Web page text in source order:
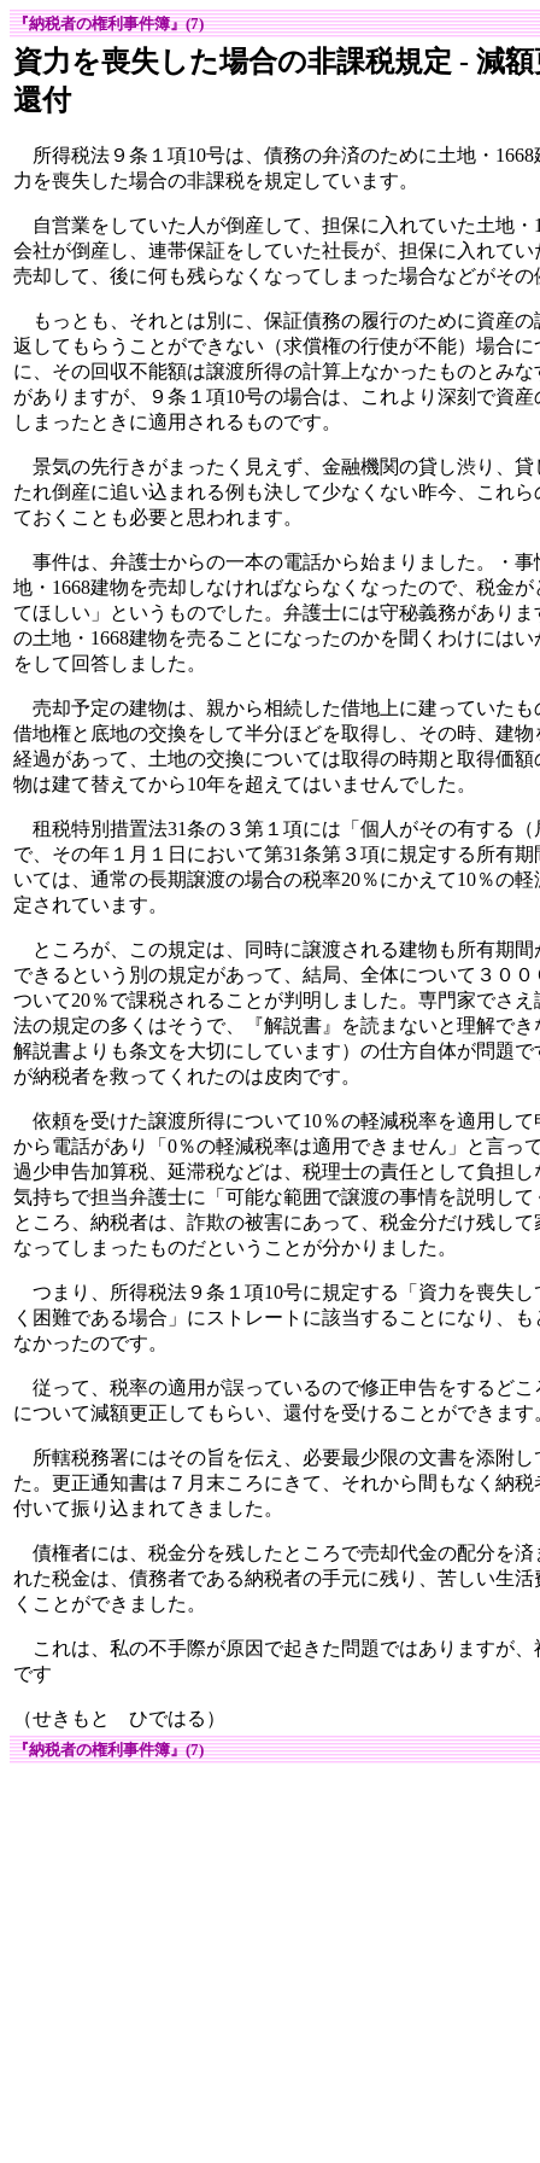
『納税者の権利事件簿』(7)
資力を喪失した場合の非課税規定 - 減
還付
所得税法９条１項10号は、債務の弁済のために土地・
力を喪失した場合の非課税を規定しています。
自営業をしていた人が倒産して、担保に入れていた土地・
会社が倒産し、連帯保証をしていた社長が、担保に入れて
売却して、後に何も残らなくなってしまった場合などがその
もっとも、それとは別に、保証債務の履行のために資産
返してもらうことができない（求償権の行使が不能）場合
に、その回収不能額は譲渡所得の計算上なかったものとみ
がありますが、９条１項10号の場合は、これより深刻で資
しまったときに適用されるものです。
景気の先行きがまったく見えず、金融機関の貸し渋り、
たれ倒産に追い込まれる例も決して少なくない昨今、これ
ておくことも必要と思われます。
事件は、弁護士からの一本の電話から始まりました。・事
地・1668建物を売却しなければならなくなったので、税金
てほしい」というものでした。弁護士には守秘義務があり
の土地・1668建物を売ることになったのかを聞くわけには
をして回答しました。
売却予定の建物は、親から相続した借地上に建っていた
借地権と底地の交換をして半分ほどを取得し、その時、建
経過があって、土地の交換については取得の時期と取得価
物は建て替えてから10年を超えてはいませんでした。
租税特別措置法31条の３第１項には「個人がその有する
で、その年１月１日において第31条第３項に規定する所有
いては、通常の長期譲渡の場合の税率20％にかえて10％の
定されています。
ところが、この規定は、同時に譲渡される建物も所有期間
できるという別の規定があって、結局、全体について３０
ついて20％で課税されることが判明しました。専門家でさ
法の規定の多くはそうで、『解説書』を読まないと理解で
解説書よりも条文を大切にしています）の仕方自体が問題
が納税者を救ってくれたのは皮肉です。
依頼を受けた譲渡所得について10％の軽減税率を適用し
から電話があり「0％の軽減税率は適用できません」と言っ
過少申告加算税、延滞税などは、税理士の責任として負担
気持ちで担当弁護士に「可能な範囲で譲渡の事情を説明し
ところ、納税者は、詐欺の被害にあって、税金分だけ残し
なってしまったものだということが分かりました。
つまり、所得税法９条１項10号に規定する「資力を喪失
く困難である場合」にストレートに該当することになり、
なかったのです。
従って、税率の適用が誤っているので修正申告をするど
について減額更正してもらい、還付を受けることができます
所轄税務署にはその旨を伝え、必要最少限の文書を添附し
た。更正通知書は７月末ころにきて、それから間もなく納
付いて振り込まれてきました。
債権者には、税金分を残したところで売却代金の配分を
れた税金は、債務者である納税者の手元に残り、苦しい生
くことができました。
これは、私の不手際が原因で起きた問題ではありますが
です
（せきもと ひではる）
『納税者の権利事件簿』(7)